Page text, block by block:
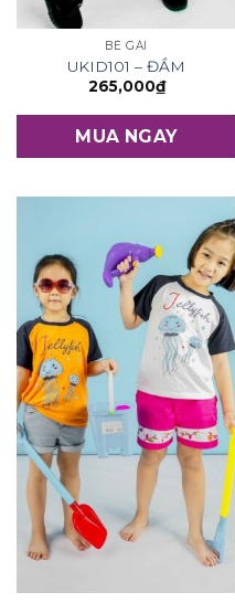
BÉ GÁI
UKID101 – ĐẦM
265,000₫
MUA NGAY